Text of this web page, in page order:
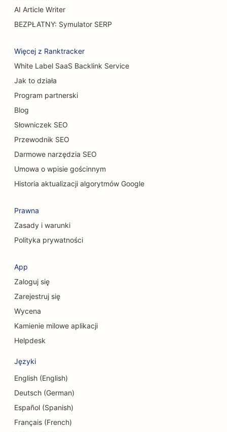
SEO dla cukierni
SEO dla restauracji typu Casual Dining
SEO dla myjni samochodowych
SEO dla chiropraktyków
SEO dla kawiarni dla kotów
SEO dla sklepów odzieżowych
SEO dla chirurgów czaszkowo-twarzowych
SEO dla firm konsultingowych
SEO dla delikatesów
SEO dla usług doradztwa w zakresie zadłużenia
SEO dla usług wymiany walut
SEO dla studiów tańca
SEO dla usług dermabrazji
SEO dla ośrodków opieki dziennej
AI Article Writer
BEZPŁATNY: Symulator SERP
Więcej z Ranktracker
White Label SaaS Backlink Service
Jak to działa
Program partnerski
Blog
Słowniczek SEO
Przewodnik SEO
Darmowe narzędzia SEO
Umowa o wpisie gościnnym
Historia aktualizacji algorytmów Google
Prawna
Zasady i warunki
Polityka prywatności
App
Zaloguj się
Zarejestruj się
Wycena
Kamienie milowe aplikacji
Helpdesk
Języki
English (English)
Deutsch (German)
Español (Spanish)
Français (French)